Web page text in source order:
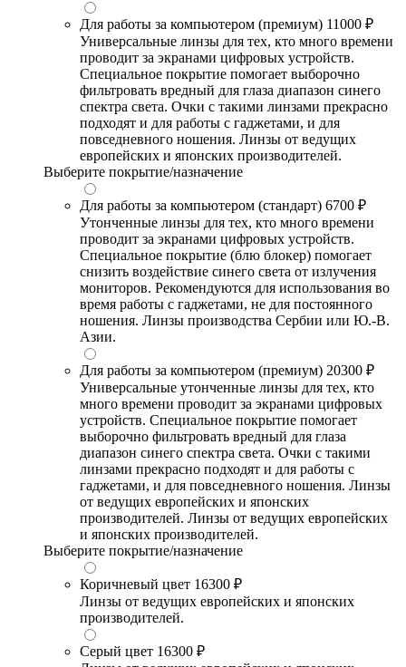
Для работы за компьютером (премиум) 11000 ₽
Универсальные линзы для тех, кто много времени
проводит за экранами цифровых устройств.
Специальное покрытие помогает выборочно
фильтровать вредный для глаза диапазон синего
спектра света. Очки с такими линзами прекрасно
подходят и для работы с гаджетами, и для
повседневного ношения. Линзы от ведущих
европейских и японских производителей.
Выберите покрытие/назначение
Для работы за компьютером (стандарт) 6700 ₽
Утонченные линзы для тех, кто много времени
проводит за экранами цифровых устройств.
Специальное покрытие (блю блокер) помогает
снизить воздействие синего света от излучения
мониторов. Рекомендуются для использования во
время работы с гаджетами, не для постоянного
ношения. Линзы производства Сербии или Ю.-В.
Азии.
Для работы за компьютером (премиум) 20300 ₽
Универсальные утонченные линзы для тех, кто
много времени проводит за экранами цифровых
устройств. Специальное покрытие помогает
выборочно фильтровать вредный для глаза
диапазон синего спектра света. Очки с такими
линзами прекрасно подходят и для работы с
гаджетами, и для повседневного ношения. Линзы
от ведущих европейских и японских
производителей. Линзы от ведущих европейских
и японских производителей.
Выберите покрытие/назначение
Коричневый цвет 16300 ₽
Линзы от ведущих европейских и японских
производителей.
Серый цвет 16300 ₽